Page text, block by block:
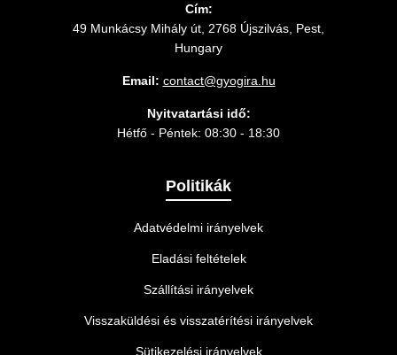
Cím:
49 Munkácsy Mihály út, 2768 Újszilvás, Pest,
Hungary
Email: contact@gyogira.hu
Nyitvatartási idő:
Hétfő - Péntek: 08:30 - 18:30
Politikák
Adatvédelmi irányelvek
Eladási feltételek
Szállítási irányelvek
Visszaküldési és visszatérítési irányelvek
Sütikezelési irányelvek